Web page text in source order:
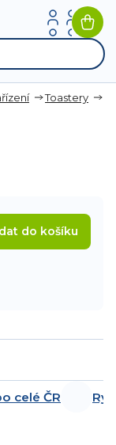
Toastery
do košíku
celé ČR